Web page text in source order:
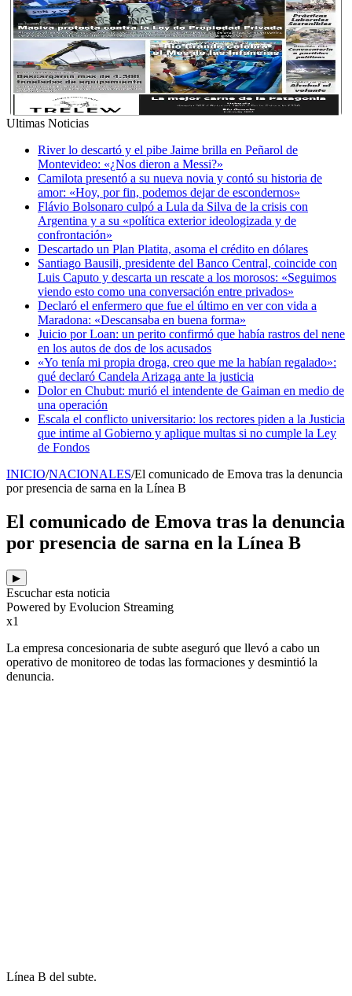
Ultimas Noticias
River lo descartó y el pibe Jaime brilla en Peñarol de
Montevideo: «¿Nos dieron a Messi?»
Camilota presentó a su nueva novia y contó su historia de
amor: «Hoy, por fin, podemos dejar de escondernos»
Flávio Bolsonaro culpó a Lula da Silva de la crisis con
Argentina y a su «política exterior ideologizada y de
confrontación»
Descartado un Plan Platita, asoma el crédito en dólares
Santiago Bausili, presidente del Banco Central, coincide con
Luis Caputo y descarta un rescate a los morosos: «Seguimos
viendo esto como una conversación entre privados»
Declaró el enfermero que fue el último en ver con vida a
Maradona: «Descansaba en buena forma»
Juicio por Loan: un perito confirmó que había rastros del nene
en los autos de dos de los acusados
«Yo tenía mi propia droga, creo que me la habían regalado»:
qué declaró Candela Arizaga ante la justicia
Dolor en Chubut: murió el intendente de Gaiman en medio de
una operación
Escala el conflicto universitario: los rectores piden a la Justicia
que intime al Gobierno y aplique multas si no cumple la Ley
de Fondos
INICIO/NACIONALES/El comunicado de Emova tras la denuncia
por presencia de sarna en la Línea B
El comunicado de Emova tras la denuncia
por presencia de sarna en la Línea B
▶
Escuchar esta noticia
Powered by Evolucion Streaming
x1
La empresa concesionaria de subte aseguró que llevó a cabo un
operativo de monitoreo de todas las formaciones y desmintió la
denuncia.
Línea B del subte.